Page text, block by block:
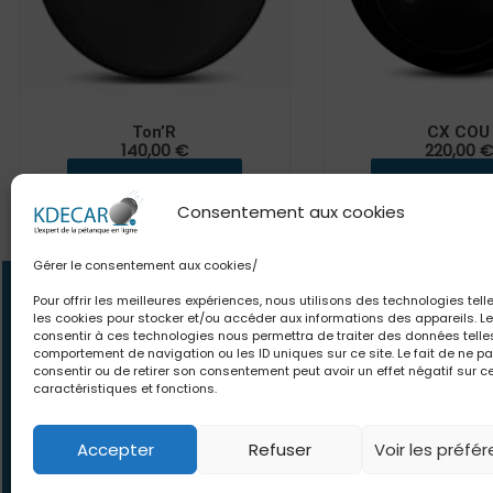
Consentement aux cookies
Gérer le consentement aux cookies/
Pour offrir les meilleures expériences, nous utilisons des technologies
les cookies pour stocker et/ou accéder aux informations des appareils.
consentir à ces technologies nous permettra de traiter des données
comportement de navigation ou les ID uniques sur ce site. Le fait de ne
consentir ou de retirer son consentement peut avoir un effet négatif sur
caractéristiques et fonctions.
Accepter Refuser Voir les
Ton’R
140,00€
CX COU
220,00€
06.63.80.18.84
contact@kdecaro.com
écrivez-nous
Des offres et
le monde. Des
pour toutes vos